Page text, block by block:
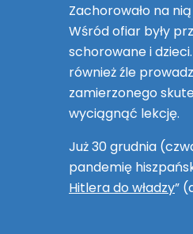
Zachorowało na
Wśród ofiar były
schorowane i
również źle
zamierzonego
wyciągnąć lekcję.
Już 30 grudnia
pandemię
Hitlera do władzy”